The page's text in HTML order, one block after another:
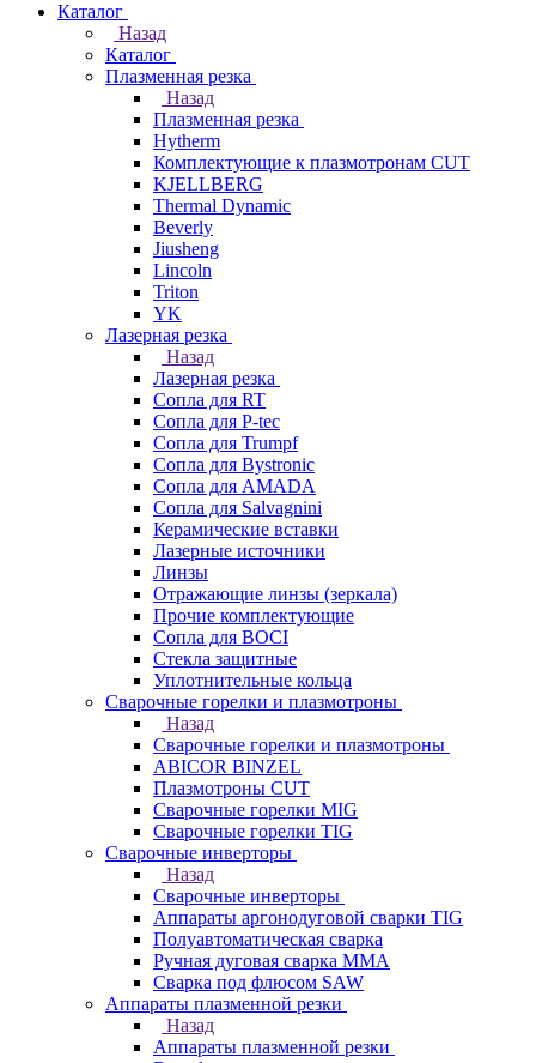
Каталог
Назад
Каталог
Плазменная резка
Назад
Плазменная резка
Hytherm
Комплектующие к плазмотронам CUT
KJELLBERG
Thermal Dynamic
Beverly
Jiusheng
Lincoln
Triton
YK
Лазерная резка
Назад
Лазерная резка
Сопла для RT
Сопла для P-tec
Сопла для Trumpf
Сопла для Bystronic
Сопла для AMADA
Сопла для Salvagnini
Керамические вставки
Лазерные источники
Линзы
Отражающие линзы (зеркала)
Прочие комплектующие
Сопла для BOCI
Стекла защитные
Уплотнительные кольца
Сварочные горелки и плазмотроны
Назад
Сварочные горелки и плазмотроны
ABICOR BINZEL
Плазмотроны CUT
Сварочные горелки MIG
Сварочные горелки TIG
Сварочные инверторы
Назад
Сварочные инверторы
Аппараты аргонодуговой сварки TIG
Полуавтоматическая сварка
Ручная дуговая сварка MMA
Сварка под флюсом SAW
Аппараты плазменной резки
Назад
Аппараты плазменной резки